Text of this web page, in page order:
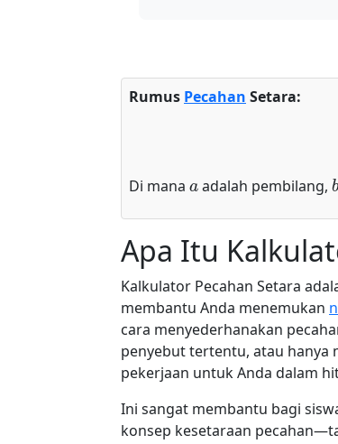
Rumus Pecahan Setara:
Di mana adalah pembilang,
b
Apa Itu
Kalkulator Pecahan Setara
membantu Anda menemukan
cara menyederhanakan
penyebut tertentu, atau hanya
pekerjaan untuk Anda dalam
Ini sangat membantu bagi
konsep kesetaraan